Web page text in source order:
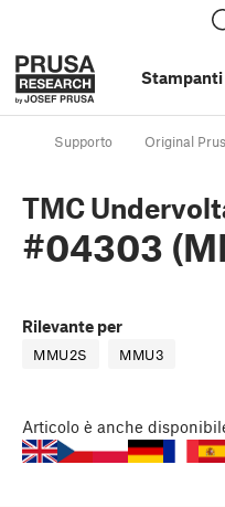
Stampanti
Supporto Original
TMC
#04303
Rilevante per
MMU2S MMU3
Articolo è anche